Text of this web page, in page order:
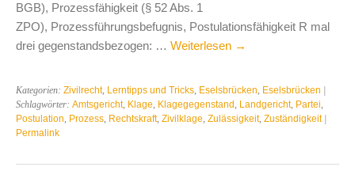
BGB), Prozessfähigkeit (§ 52 Abs. 1
ZPO), Prozessführungsbefugnis, Postulationsfähigkeit R mal
drei gegenstandsbezogen: … Weiterlesen →
Kategorien: Zivilrecht, Lerntipps und Tricks, Eselsbrücken, Eselsbrücken
Schlagwörter: Amtsgericht, Klage, Klagegegenstand , Landgericht, Partei,
Postulation, Prozess, Rechtskraft, Zivilklage, Zulässigkeit, Zuständigkeit|
Permalink